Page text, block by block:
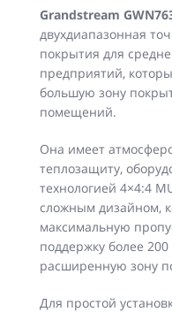
Grandstream
двухдиапазонная
покрытия для
предприятий,
большую зону
помещений.
Она имеет
теплозащиту,
технологией 4×4:4
сложным дизайном,
максимальную
поддержку более 200
расширенную зону
Для простой